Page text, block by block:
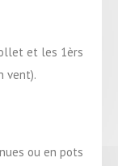
et les 1èrs
vent).
ou en pots